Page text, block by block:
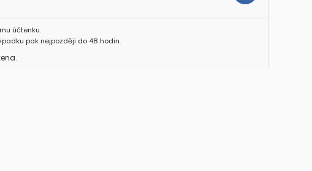
účtenku.
pak nejpozději do 48 hodin.